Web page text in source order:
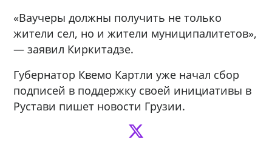
«Ваучеры должны получить не только
жители сел, но и жители муниципалитетов»,
— заявил Киркитадзе.
Губернатор Квемо Картли уже начал сбор
подписей в поддержку своей инициативы в
Рустави пишет новости Грузии.